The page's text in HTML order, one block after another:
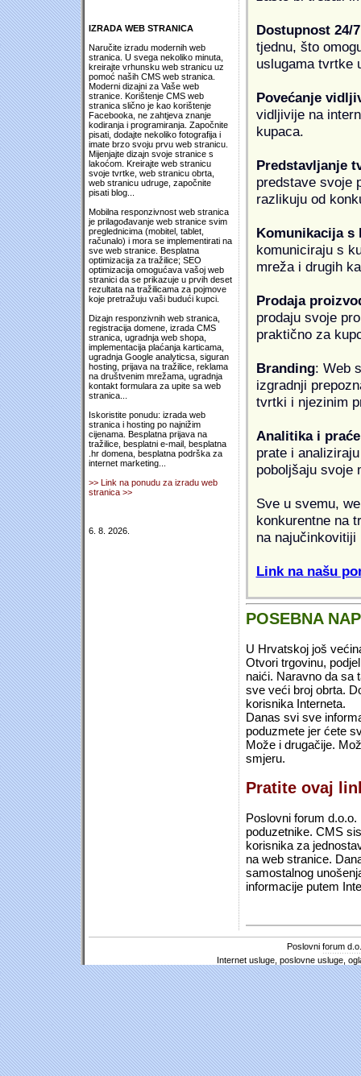
IZRADA WEB STRANICA
Naručite izradu modernih web
stranica. U svega nekoliko minuta,
kreirajte vrhunsku web stranicu uz
pomoć naših CMS web stranica.
Moderni dizajni za Vaše web
stranice. Korištenje CMS web
stranica slično je kao korištenje
Facebooka, ne zahtjeva znanje
kodiranja i programiranja. Započnite
pisati, dodajte nekoliko fotografija i
imate brzo svoju prvu web stranicu.
Mijenjajte dizajn svoje stranice s
lakoćom. Kreirajte web stranicu
svoje tvrtke, web stranicu obrta,
web stranicu udruge, započnite
pisati blog...
Mobilna responzivnost web stranica
je prilagođavanje web stranice svim
preglednicima (mobitel, tablet,
računalo) i mora se implementirati na
sve web stranice. Besplatna
optimizacija za tražilice; SEO
optimizacija omogućava vašoj web
stranici da se prikazuje u prvih deset
rezultata na tražilicama za pojmove
koje pretražuju vaši budući kupci.
Dizajn responzivnih web stranica,
registracija domene, izrada CMS
stranica, ugradnja web shopa,
implementacija plaćanja karticama,
ugradnja Google analyticsa, siguran
hosting, prijava na tražilice, reklama
na društvenim mrežama, ugradnja
kontakt formulara za upite sa web
stranica...
Iskoristite ponudu: izrada web
stranica i hosting po najnižim
cijenama. Besplatna prijava na
tražilice, besplatni e-mail, besplatna
.hr domena, besplatna podrška za
internet marketing...
>> Link na ponudu za izradu web
stranica >>
6. 8. 2026.
Dostupnost 24/7
tjednu, što
uslugama tvrtke
Povećanje
vidljivije na
kupaca.
Predstavljanje
predstave svoje
razlikuju od
Komunikacija s
komuniciraju s
mreža i drugih
Prodaja
prodaju svoje
praktično za
Branding: Web
izgradnji
tvrtki i njezinim
Analitika i
prate i
poboljšaju svoje
Sve u svemu,
konkurentne na
na najučinkovitiji
Link na našu
POSEBNA
U Hrvatskoj još
Otvori trgovinu,
naići. Naravno da sa
sve veći broj obrta.
korisnika Interneta.
Danas svi sve
poduzmete jer ćete
Može i drugačije.
smjeru.
Pratite ovaj
Poslovni forum
poduzetnike. CMS
korisnika za
na web stranice.
samostalnog
informacije putem
Poslovni forum
Internet usluge, poslovne usluge,